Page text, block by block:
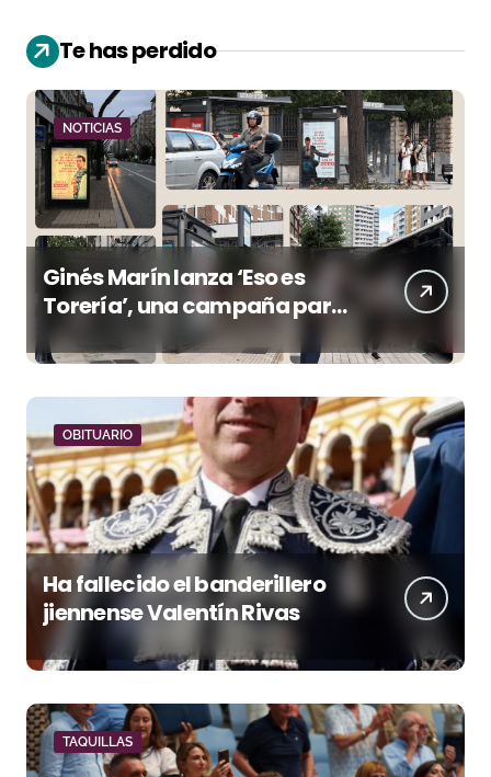
Te has perdido
NOTICIAS
Ginés Marín lanza ‘Eso es
Torería’, una campaña para
reivindicar los valores del
toreo más allá del ruedo
OBITUARIO
Ha fallecido el banderillero
jiennense Valentín Rivas
TAQUILLAS